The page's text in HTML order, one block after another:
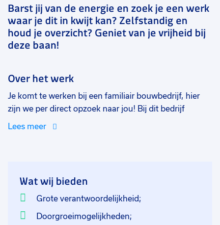
Barst jij van de energie en zoek je een werk
waar je dit in kwijt kan? Zelfstandig en
houd je overzicht? Geniet van je vrijheid bij
deze baan!
Over het werk
Je komt te werken bij een familiair bouwbedrijf, hier
zijn we per direct opzoek naar jou! Bij dit bedrijf
werken ze met steigers voor lokale klussen. In deze
Zonder jou kan er niets naar de bouw. Het rangeer
terrein is jouw parel en jou harde werk loont. Aan het
einde van de dag kun je de resultaten van je werk
Lees meer
Wat wij bieden
Grote verantwoordelijkheid;
Doorgroeimogelijkheden;